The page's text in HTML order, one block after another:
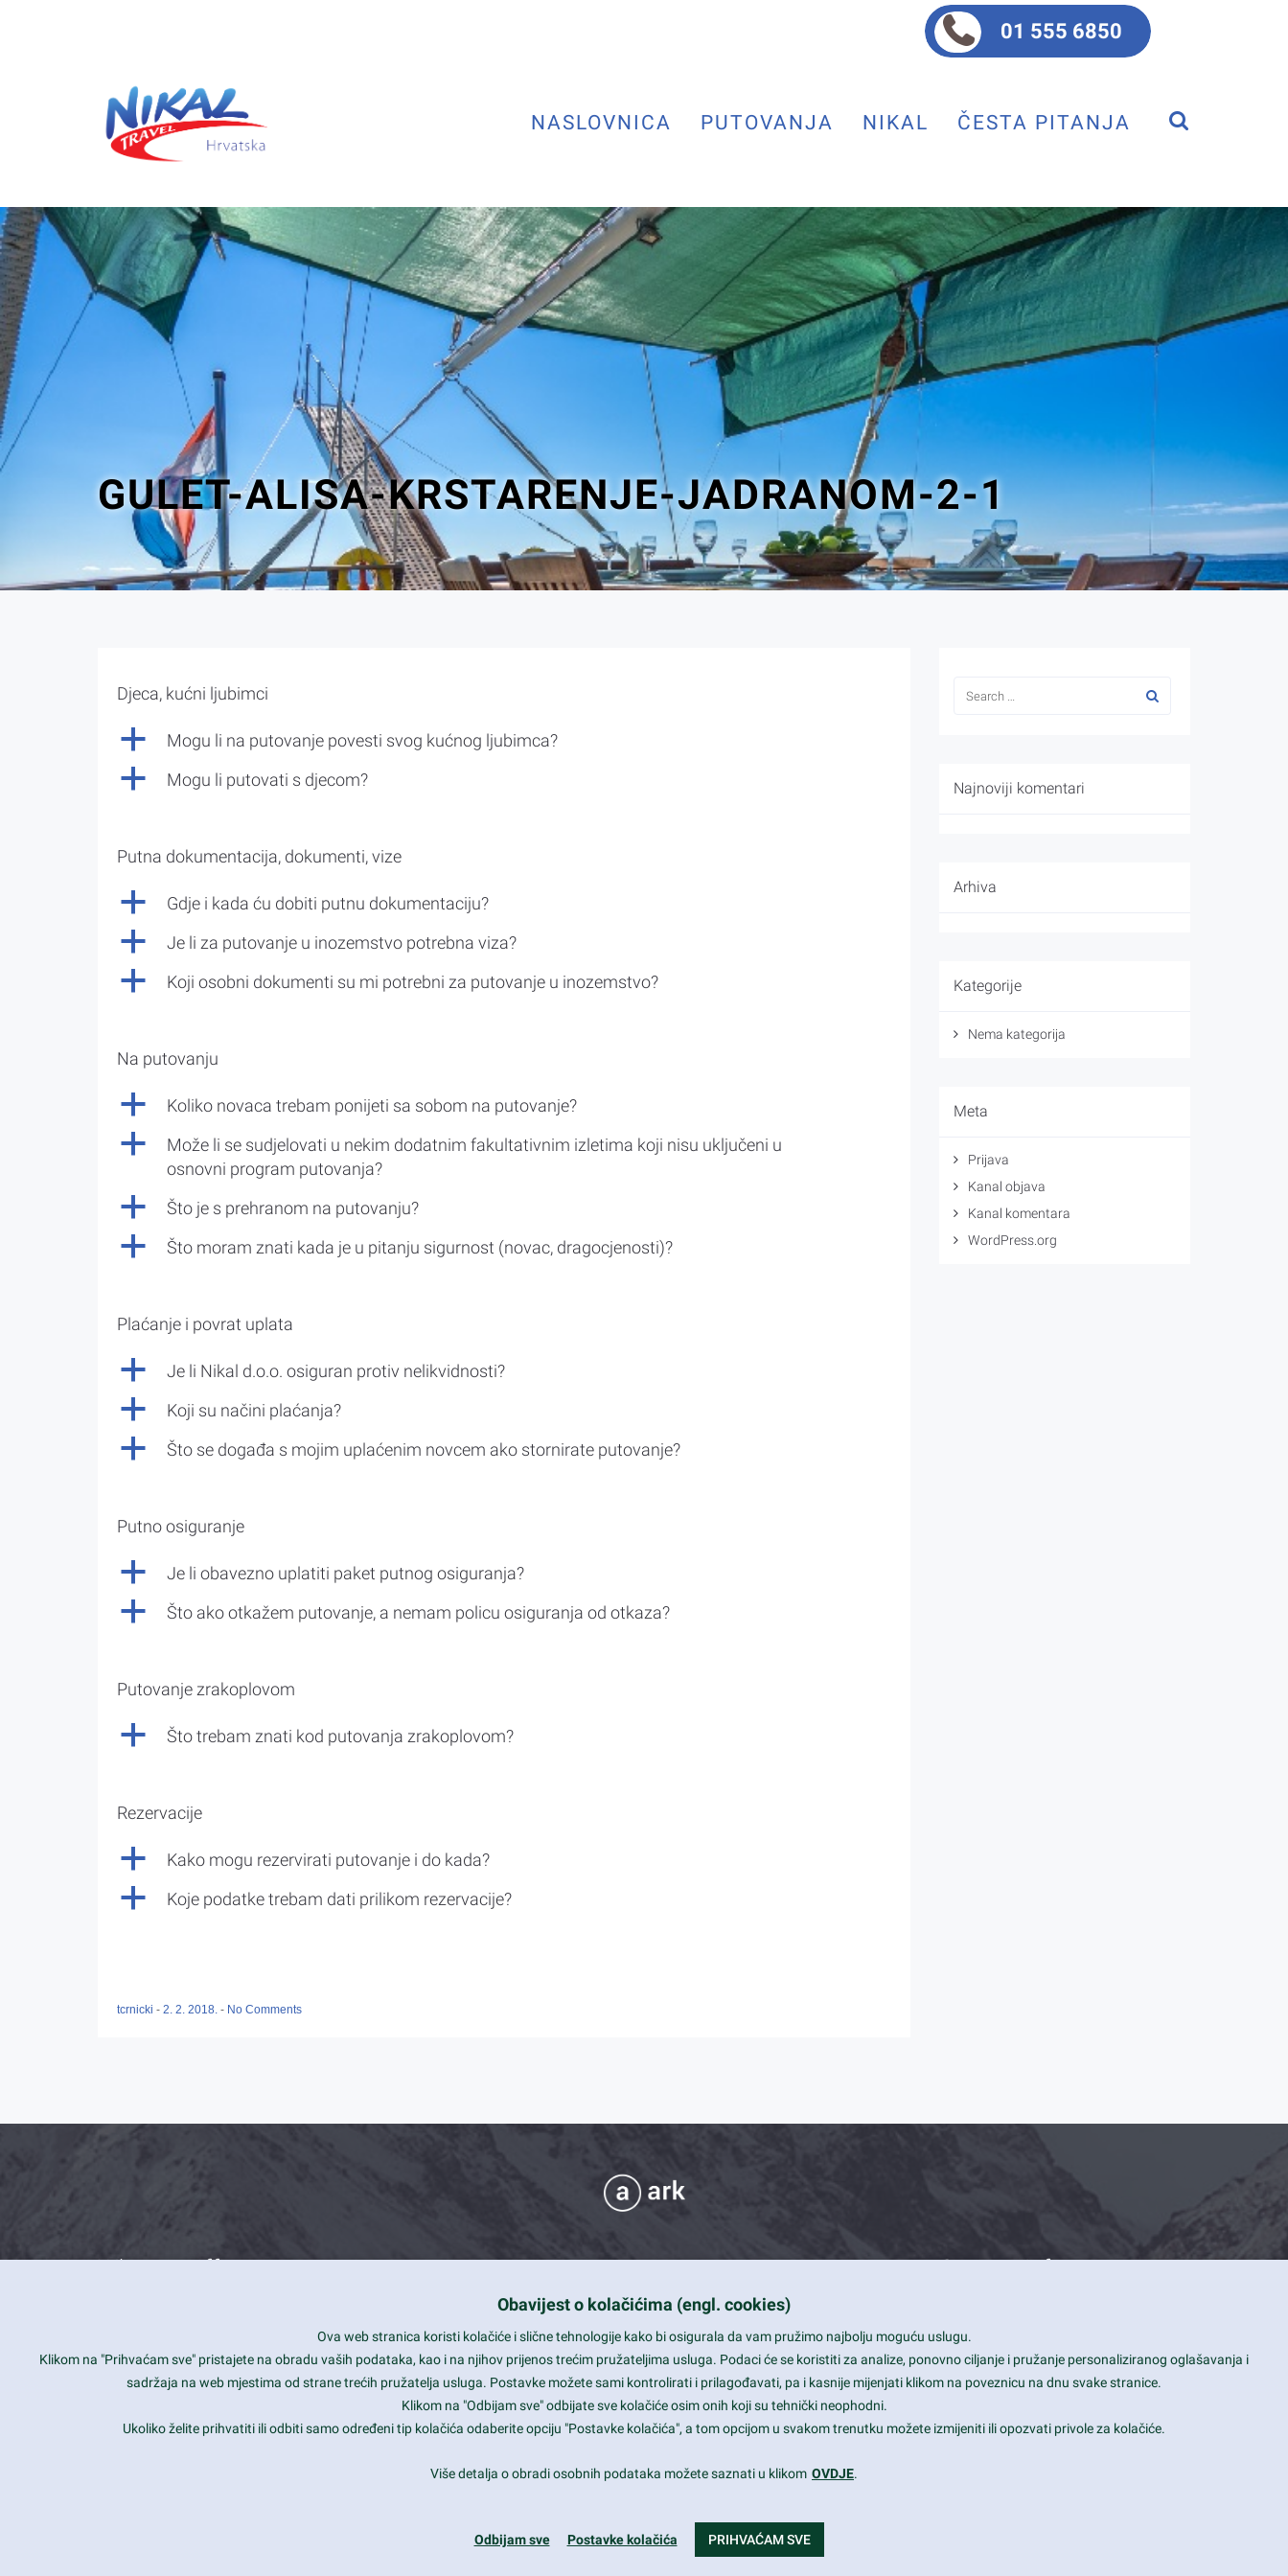
01 555 6850
NASLOVNICA PUTOVANJA NIKAL ČESTA PITANJA
GULET-ALISA-KRSTARENJE-JADRANOM-2-1
Djeca, kućni ljubimci
a Mogu li na putovanje povesti svog kućnog ljubimca?
a Mogu li putovati s djecom?
Putna dokumentacija, dokumenti, vize
a Gdje i kada ću dobiti putnu dokumentaciju?
a Je li za putovanje u inozemstvo potrebna viza?
a Koji osobni dokumenti su mi potrebni za putovanje u inozemstvo?
Na putovanju
a Koliko novaca trebam ponijeti sa sobom na putovanje?
a
Može li se sudjelovati u nekim dodatnim fakultativnim izletima koji nisu uključeni u
osnovni program putovanja?
a Što je s prehranom na putovanju?
a Što moram znati kada je u pitanju sigurnost (novac, dragocjenosti)?
Plaćanje i povrat uplata
a Je li Nikal d.o.o. osiguran protiv nelikvidnosti?
a Koji su načini plaćanja?
a Što se događa s mojim uplaćenim novcem ako stornirate putovanje?
Putno osiguranje
a Je li obavezno uplatiti paket putnog osiguranja?
a Što ako otkažem putovanje, a nemam policu osiguranja od otkaza?
Putovanje zrakoplovom
a Što trebam znati kod putovanja zrakoplovom?
Rezervacije
a Kako mogu rezervirati putovanje i do kada?
a Koje podatke trebam dati prilikom rezervacije?
tcrnicki - 2. 2. 2018. - No Comments
Najnoviji komentari
Arhiva
Kategorije
Nema kategorija
Meta
Prijava
Kanal objava
Kanal komentara
WordPress.org
What we offer
Is your website user friendly?
Ark offers weekly stunning designs.
Why our customers love Ark?
Smart and beautiful design
Unlimited Eelements
Mobile ready
Contact Info
View, CA 94043
+1 650-253-0000
Daily: 9:00 am - 6:00 pm
Obavijest o kolačićima (engl. cookies)
Ova web stranica koristi kolačiće i slične tehnologije kako bi osigurala da vam pružimo najbolju moguću uslugu.
Klikom na "Prihvaćam sve" pristajete na obradu vaših podataka, kao i na njihov prijenos trećim pružateljima usluga. Podaci će se koristiti za analize, ponovno ciljanje i pružanje personaliziranog oglašavanja i
sadržaja na web mjestima od strane trećih pružatelja usluga. Postavke možete sami kontrolirati i prilagođavati, pa i kasnije mijenjati klikom na poveznicu na dnu svake stranice.
Klikom na "Odbijam sve" odbijate sve kolačiće osim onih koji su tehnički neophodni.
Ukoliko želite prihvatiti ili odbiti samo određeni tip kolačića odaberite opciju "Postavke kolačića", a tom opcijom u svakom trenutku možete izmijeniti ili opozvati privole za kolačiće.
Više detalja o obradi osobnih podataka možete saznati u klikom OVDJE.
Odbijam sve Postavke kolačića PRIHVAĆAM SVE